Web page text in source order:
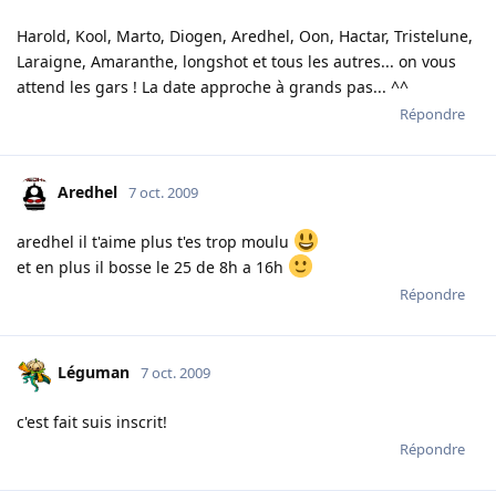
Harold, Kool, Marto, Diogen, Aredhel, Oon, Hactar, Tristelune,
Laraigne, Amaranthe, longshot et tous les autres... on vous
attend les gars ! La date approche à grands pas... ^^
Répondre
Aredhel 7 oct. 2009
aredhel il t'aime plus t'es trop moulu
et en plus il bosse le 25 de 8h a 16h
Répondre
Léguman 7 oct. 2009
c'est fait suis inscrit!
Répondre